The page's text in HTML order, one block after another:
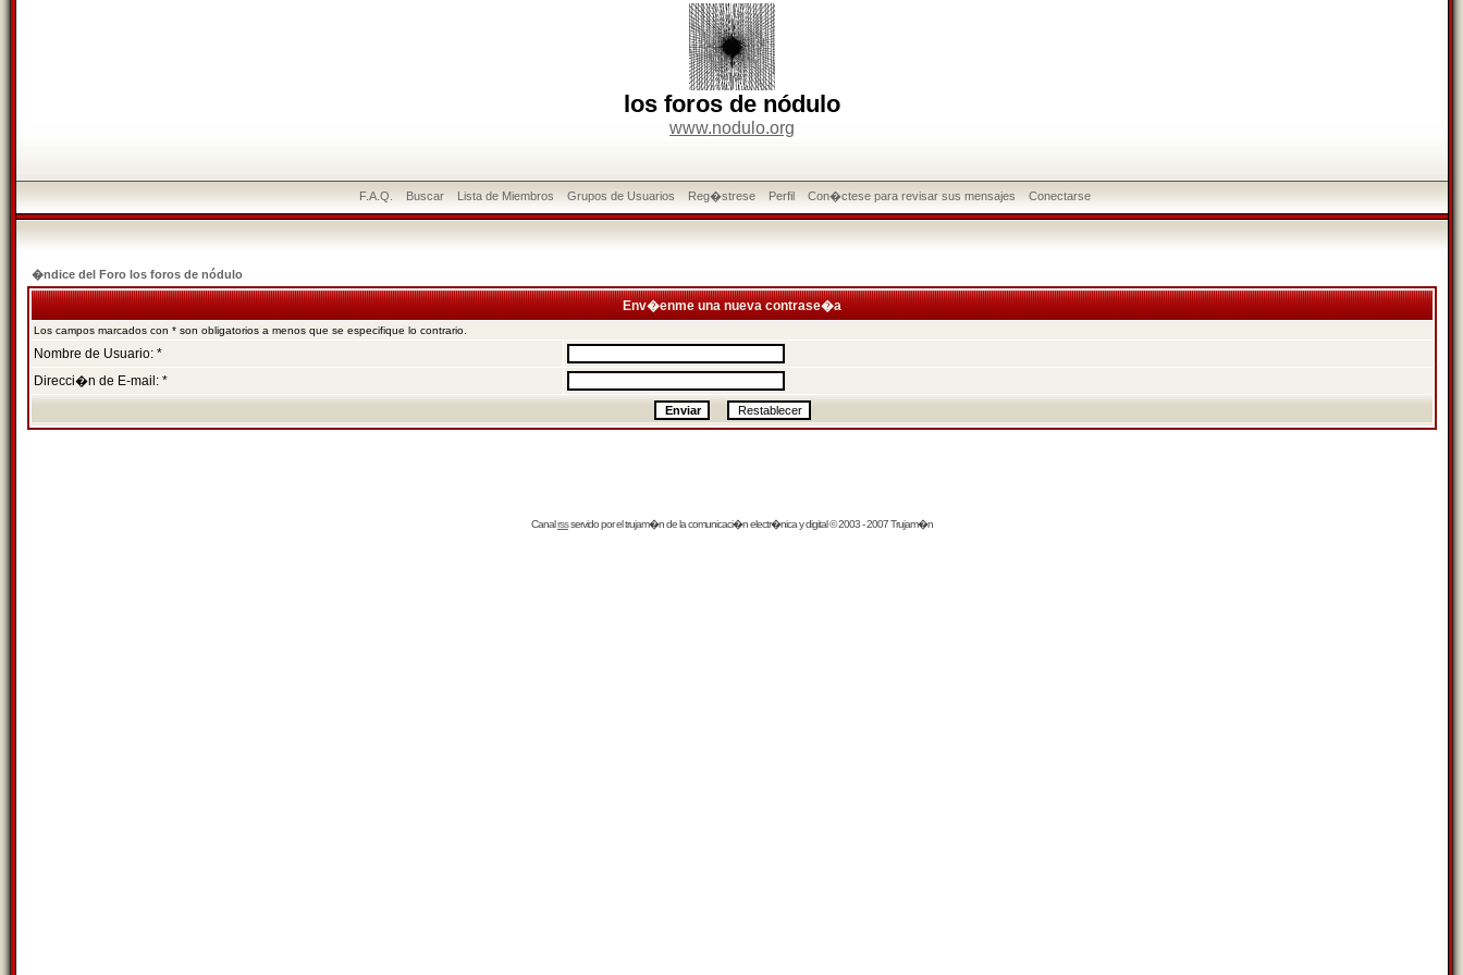
los foros de nódulo
www.nodulo.org
F.A.Q. Buscar Lista de Miembros Grupos de Usuarios Reg�strese Perfil Con�ctese para revisar sus mensajes Conectarse
�ndice del Foro los foros de nódulo
Env�enme una nueva contrase�a
Los campos marcados con * son obligatorios a menos que se especifique lo contrario.
Nombre de Usuario: *
Direcci�n de E-mail: *
Canalrssservido por eltrujam�nde la comunicaci�n electr�nica y digital © 2003 - 2007 Trujam�n